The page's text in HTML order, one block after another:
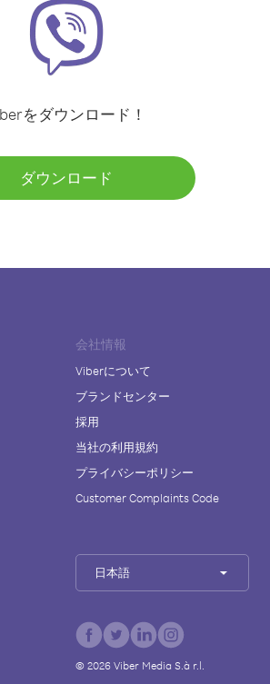
をダウンロード！
ダウンロード
会社情報
Viberについて
ブランドセンター
採用
当社の利用規約
プライバシーポリシー
Customer Complaints Code
日本語
© 2026Viber Media S.à r.l.